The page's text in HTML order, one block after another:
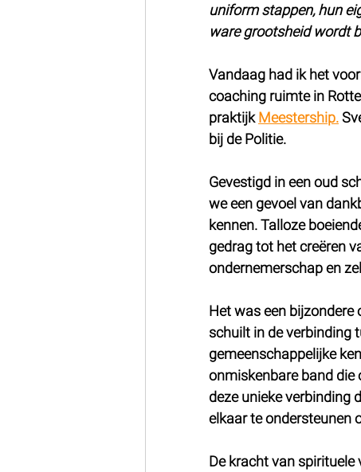
uniform stappen, hun
ware grootsheid wordt
Vandaag had ik het
coaching ruimte in
praktijk Meestership.
bij de Politie.
Gevestigd in een oud
we een gevoel van
kennen. Talloze
gedrag tot het creëren
ondernemerschap en
Het was een bijzondere
schuilt in de verbinding
gemeenschappelijke
onmiskenbare band die
deze unieke verbinding
elkaar te ondersteunen
De kracht van